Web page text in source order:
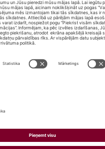
lietošanas noteikumi
IEGĀDĀŠANĀS UN
PERSONĀM IR